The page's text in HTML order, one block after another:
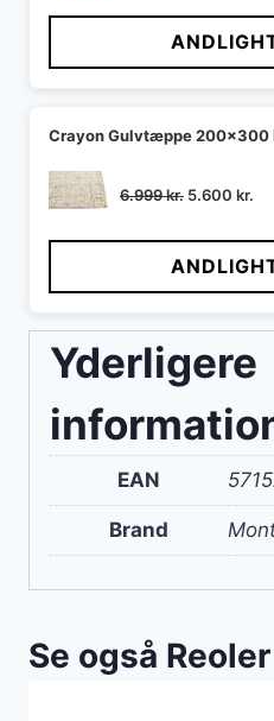
pris
var:
1.859 kr..
pris
er:
Crayon Gulvtæppe 200x300
6.999kr. Den
pris
var:
6.999 kr..
5.600 kr.
er:
Yderligere
EAN
Brand
Se også Reoler